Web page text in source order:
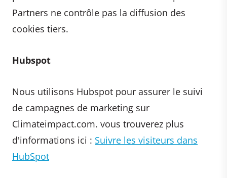
Partners ne contrôle pas la diffusion des
cookies tiers.
Hubspot
Nous utilisons Hubspot pour assurer le suivi
de campagnes de marketing sur
Climateimpact.com. vous trouverez plus
d'informations ici : Suivre les visiteurs dans
HubSpot